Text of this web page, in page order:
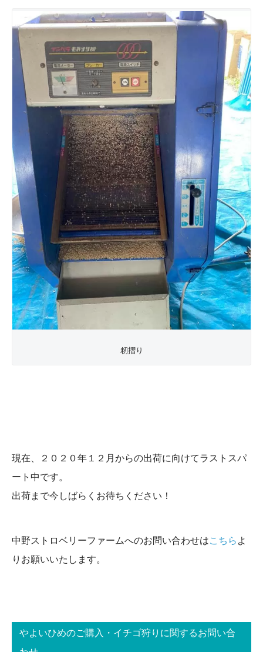
籾摺り
現在、２０２０年１２月からの出荷に向けてラストスパ
ート中です。
出荷まで今しばらくお待ちください！
中野ストロベリーファームへのお問い合わせはこちら よ
りお願いいたします。
やよいひめのご購入・イチゴ狩りに関するお問い合